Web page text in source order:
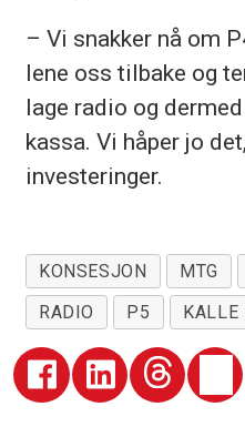
– Vi snakker nå om
lene oss tilbake og
lage radio og
kassa. Vi håper jo
investeringer.
KONSESJON MTG
RADIO
P5 KALLE